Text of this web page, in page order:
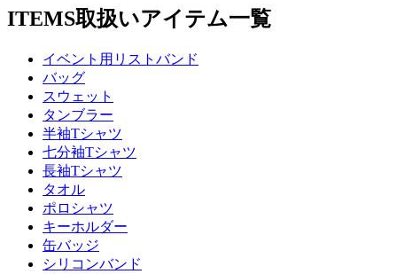
ITEMS取扱いアイテム一覧
イベント用リストバンド
バッグ
スウェット
タンブラー
半袖Tシャツ
七分袖Tシャツ
長袖Tシャツ
タオル
ポロシャツ
キーホルダー
缶バッジ
シリコンバンド